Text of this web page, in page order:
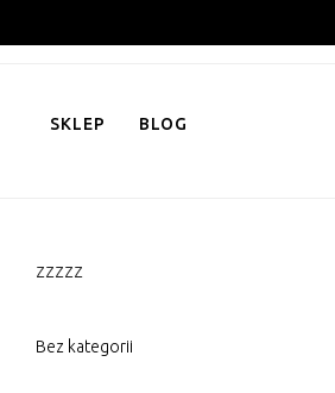
to
SKLEP BLOG
zzzzz
Bez kategorii